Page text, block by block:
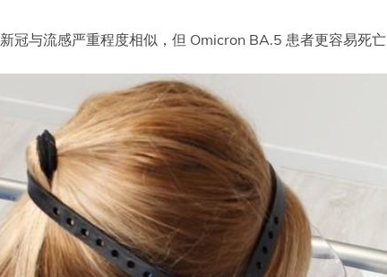
新冠与流感严重程度相似，但 Omicron BA.5 患者更容易死亡